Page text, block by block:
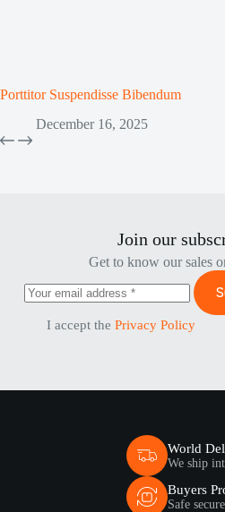
Porttitor Suspendisse Bibendum
December 16, 2025
Join our
Get to know our sales
I accept thePrivacy Policy
World
We ship
Buyers
Safe